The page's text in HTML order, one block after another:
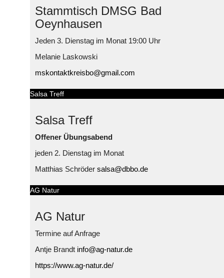
Stammtisch DMSG Bad
Oeynhausen
Jeden 3. Dienstag im Monat 19:00 Uhr
Melanie Laskowski
mskontaktkreisbo@gmail.com
Salsa Treff
Salsa Treff
Offener Übungsabend
jeden 2. Dienstag im Monat
Matthias Schröder salsa@dbbo.de
AG Natur
AG Natur
Termine auf Anfrage
Antje Brandt info@ag-natur.de
https://www.ag-natur.de/